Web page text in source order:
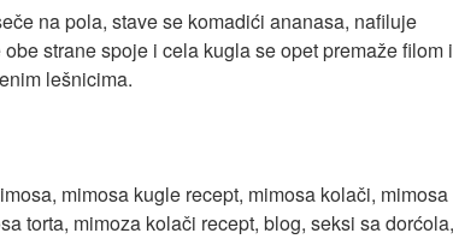
na pola, stave se komadići ananasa, nafiluje
obe strane spoje i cela kugla se opet premaže filom i
lešnicima.